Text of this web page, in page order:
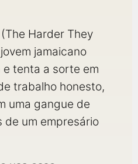
Harder They
jamaicano
tenta a sorte em
trabalho honesto,
uma gangue de
de um empresário